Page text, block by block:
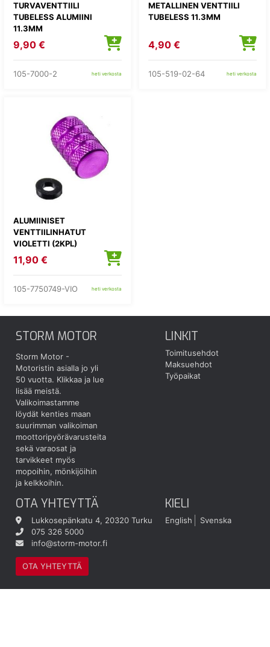
TURVAVENTTIILI
TUBELESS ALUMIINI
11.3MM
9,90 €
105-7000-2 heti verkosta
METALLINEN VENTTIILI
TUBELESS 11.3MM
4,90 €
105-519-02-64 heti verkosta
ALUMIINISET
VENTTIILINHATUT
VIOLETTI (2KPL)
11,90 €
105-7750749-VIO heti verkosta
STORM MOTOR
Storm Motor -
Motoristin asialla jo yli
50 vuotta. Klikkaa ja lue
lisää meistä.
Valikoimastamme
löydät kenties maan
suurimman valikoiman
moottoripyörävarusteita
sekä varaosat ja
tarvikkeet myös
mopoihin, mönkijöihin
ja kelkkoihin.
LINKIT
Toimitusehdot
Maksuehdot
Työpaikat
OTA YHTEYTTÄ
Lukkosepänkatu 4, 20320 Turku
075 326 5000
info@storm-motor.fi
OTA YHTEYTTÄ
KIELI
English Svenska